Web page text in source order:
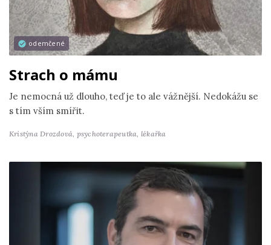
odemčené
Strach o mámu
Je nemocná už dlouho, teď je to ale vážnější. Nedokážu se
s tím vším smířit.
Kristýna Drozdová, psychoterapeutka, lékařka